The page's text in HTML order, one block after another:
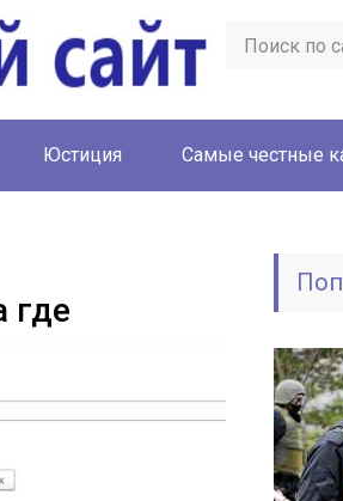
Юстиция Cамые честные
где